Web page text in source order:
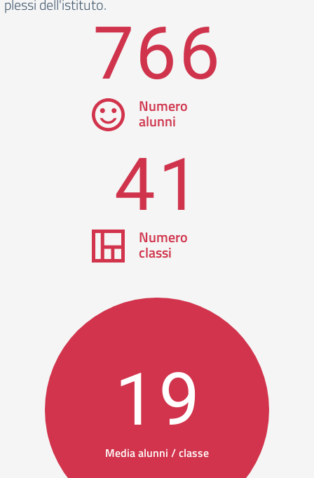
plessi dell'istituto.766
Numero
alunni
41
Numero
classi
19
Media alunni / classe